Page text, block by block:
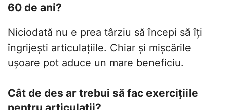
60 de ani?
Niciodată nu e prea târziu să începi să îți
îngrijești articulațiile. Chiar și mișcările
ușoare pot aduce un mare beneficiu.
Cât de des ar trebui să fac exercițiile